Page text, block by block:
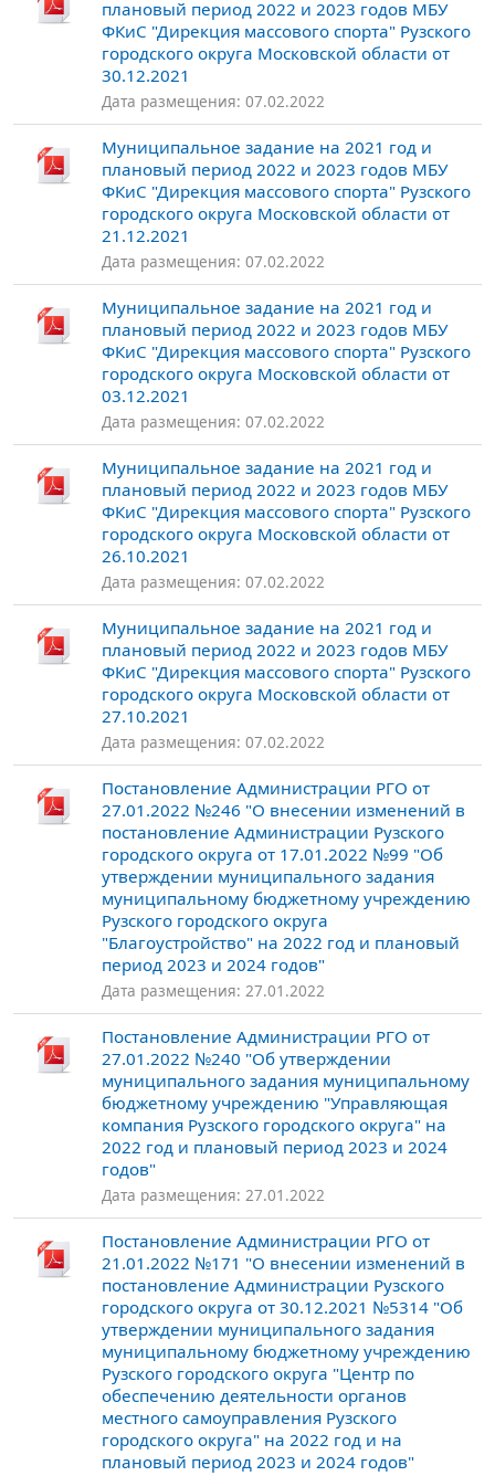
плановый период 2022 и 2023 годов МБУ
ФКиС "Дирекция массового спорта" Рузского
городского округа Московской области от
30.12.2021
Дата размещения: 07.02.2022
Муниципальное задание на 2021 год и
плановый период 2022 и 2023 годов МБУ
ФКиС "Дирекция массового спорта" Рузского
городского округа Московской области от
21.12.2021
Дата размещения: 07.02.2022
Муниципальное задание на 2021 год и
плановый период 2022 и 2023 годов МБУ
ФКиС "Дирекция массового спорта" Рузского
городского округа Московской области от
03.12.2021
Дата размещения: 07.02.2022
Муниципальное задание на 2021 год и
плановый период 2022 и 2023 годов МБУ
ФКиС "Дирекция массового спорта" Рузского
городского округа Московской области от
26.10.2021
Дата размещения: 07.02.2022
Муниципальное задание на 2021 год и
плановый период 2022 и 2023 годов МБУ
ФКиС "Дирекция массового спорта" Рузского
городского округа Московской области от
27.10.2021
Дата размещения: 07.02.2022
Постановление Администрации РГО от
27.01.2022 №246 "О внесении изменений в
постановление Администрации Рузского
городского округа от 17.01.2022 №99 "Об
утверждении муниципального задания
муниципальному бюджетному учреждению
Рузского городского округа
"Благоустройство" на 2022 год и плановый
период 2023 и 2024 годов"
Дата размещения: 27.01.2022
Постановление Администрации РГО от
27.01.2022 №240 "Об утверждении
муниципального задания муниципальному
бюджетному учреждению "Управляющая
компания Рузского городского округа" на
2022 год и плановый период 2023 и 2024
годов"
Дата размещения: 27.01.2022
Постановление Администрации РГО от
21.01.2022 №171 "О внесении изменений в
постановление Администрации Рузского
городского округа от 30.12.2021 №5314 "Об
утверждении муниципального задания
муниципальному бюджетному учреждению
Рузского городского округа "Центр по
обеспечению деятельности органов
местного самоуправления Рузского
городского округа" на 2022 год и на
плановый период 2023 и 2024 годов"